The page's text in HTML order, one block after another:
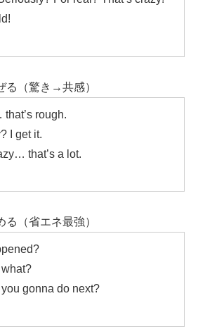
る（驚き→共感）
rough.
I get it.
that’s a lot.
る（省エネ最強）
gonna do next?